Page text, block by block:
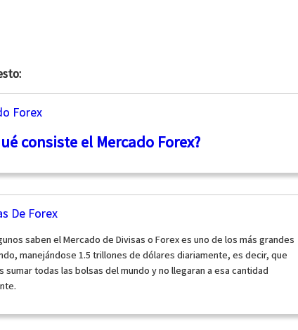
Forex
consiste el Mercado Forex?
De Forex
saben el Mercado de Divisas o Forex es uno de los más grandes
manejándose 1.5 trillones de dólares diariamente, es decir, que
sumar todas las bolsas del mundo y no llegaran a esa cantidad